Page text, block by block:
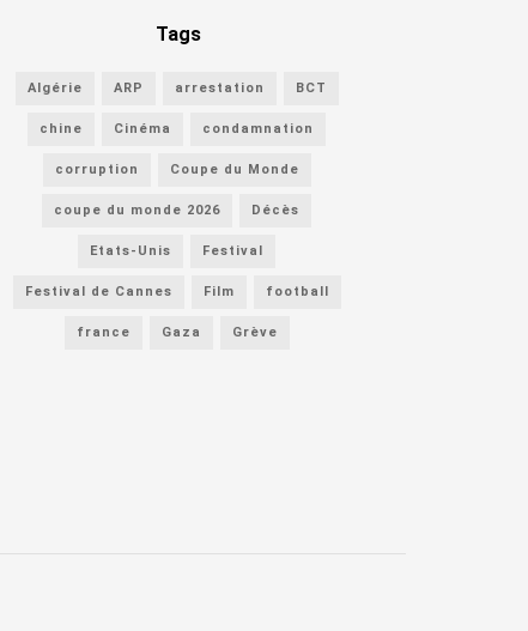
Tags
Algérie ARP arrestation BCT
chine Cinéma condamnation
corruption Coupe du Monde
coupe du monde 2026 Décès
Etats-Unis Festival
Festival de Cannes Film football
france Gaza Grève